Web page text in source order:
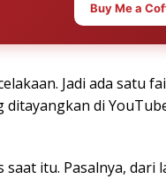
Buy Me a
Jadi ada satu
ditayangkan di
itu. Pasalnya, dari